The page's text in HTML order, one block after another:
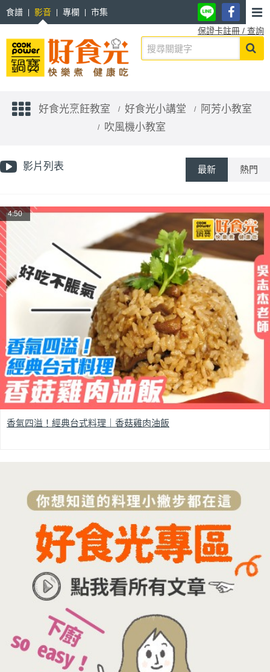
食譜 影音 專欄
市集
保證卡註冊 / 查詢
好食光烹飪教室 好食光小講堂
阿芳小教室
吹風機小教室
影片列表 最新 熱門
4:50
香氣四溢！經典台式料理｜香菇雞肉油飯